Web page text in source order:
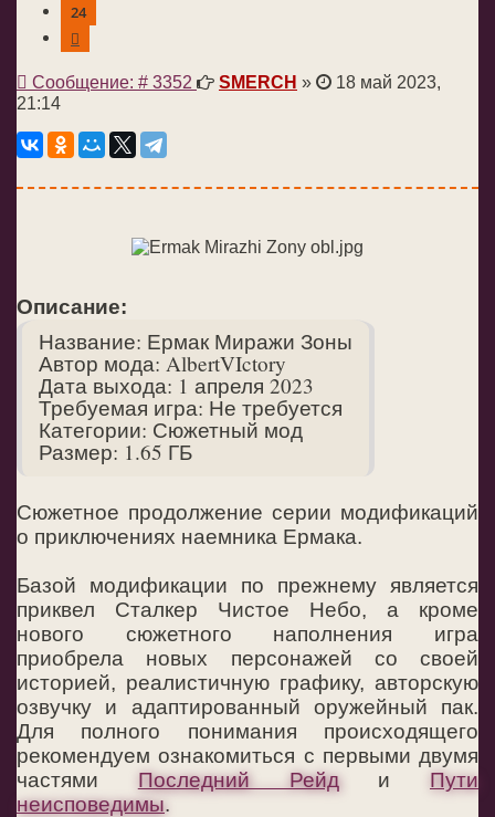
24
Сообщение: # 3352 Сообщение
SMERCH »
18 май 2023,
21:14
Описание:
Название: Ермак Миражи Зоны
Автор мода: AlbertVIctory
Дата выхода: 1 апреля 2023
Требуемая игра: Не требуется
Категории: Сюжетный мод
Размер: 1.65 ГБ
Сюжетное продолжение серии модификаций
о приключениях наемника Ермака.
Базой модификации по прежнему является
приквел Сталкер Чистое Небо, а кроме
нового сюжетного наполнения игра
приобрела новых персонажей со своей
историей, реалистичную графику, авторскую
озвучку и адаптированный оружейный пак.
Для полного понимания происходящего
рекомендуем ознакомиться с первыми двумя
частями Последний Рейди Пути
неисповедимы.